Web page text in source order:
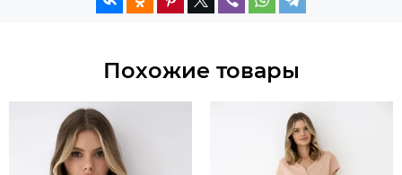
Похожие товары